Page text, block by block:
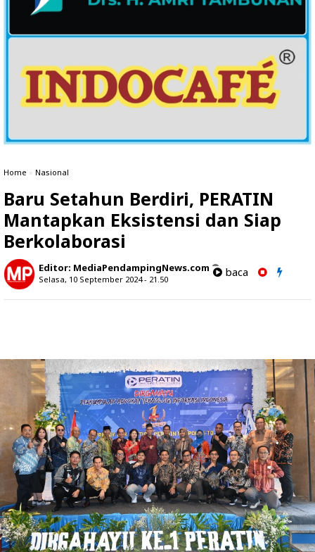
Home » Nasional
Baru Setahun Berdiri, PERATIN
Mantapkan Eksistensi dan Siap
Berkolaborasi
Editor: MediaPendampingNews.com
Selasa, 10 September 2024 - 21.50
baca